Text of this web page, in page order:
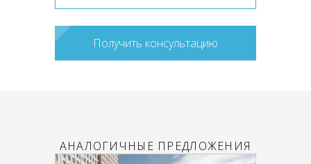
Получить консультацию
АНАЛОГИЧНЫЕ ПРЕДЛОЖЕНИЯ